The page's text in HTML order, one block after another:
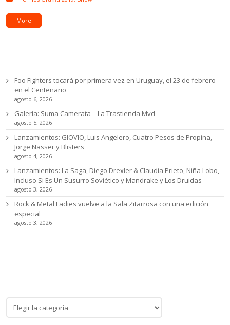
More
Foo Fighters tocará por primera vez en Uruguay, el 23 de febrero
en el Centenario
agosto 6, 2026
Galería: Suma Camerata – La Trastienda Mvd
agosto 5, 2026
Lanzamientos: GIOVIO, Luis Angelero, Cuatro Pesos de Propina,
Jorge Nasser y Blisters
agosto 4, 2026
Lanzamientos: La Saga, Diego Drexler & Claudia Prieto, Niña Lobo,
Incluso Si Es Un Susurro Soviético y Mandrake y Los Druidas
agosto 3, 2026
Rock & Metal Ladies vuelve a la Sala Zitarrosa con una edición
especial
agosto 3, 2026
Categoría
de
noticias